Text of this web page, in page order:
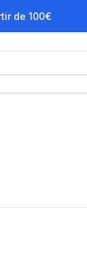
de 100€